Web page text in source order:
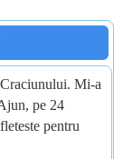
Mi-a
pe 24
pentru